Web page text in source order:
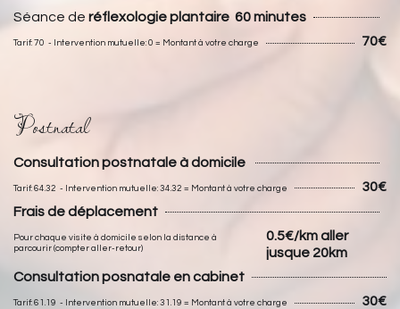
Séance de réflexologie plantaire 60 minutes
Tarif: 70 - Intervention mutuelle: 0 = Montant à votre charge 70€
Postnatal
Consultation postnatale àdomicile
Tarif: 64.32 - Intervention mutuelle: 34.32 = Montant à votre charge
30€
Frais de déplacement
Pour chaque visite à domicile selon la distance à
parcourir (compter aller-retour)
0.5€/km aller
jusque 20km
Consultation posnatale en cabinet
Tarif: 61.19 - Intervention mutuelle: 31.19 = Montant à votre charge
30€